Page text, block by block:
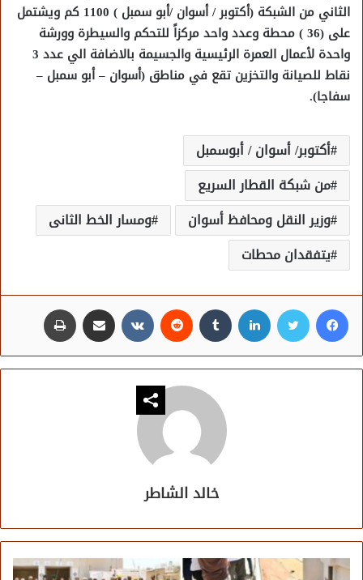
الثاني من الشبكة (أكتوبر / أسوان /أبو سمبل ) 1100 كم ويشتمل
على (36 ) محطة وعدد واحد مركزاً للتحكم والسيطرة وورشة
واحدة لأعمال العمرة الرئيسية والجسيمة بالاضافة الي عدد 3
نقاط للصيانة والتخزين تقع في مناطق (أسوان – أبو سمبل –
سفاجا).
أكتوبر/ أسوان / أبوسمبل
من شبكة القطار السريع
وزير النقل ومحافظ أسوان
ومسار الخط الثانى
يتفقدان محطات
فيسبوك تويتر لينكدإن مشاركة عبر البريد
خالد الشاطر